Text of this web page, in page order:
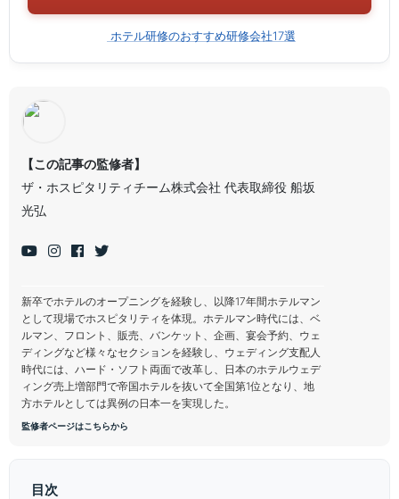
ホテル研修のおすすめ研修会社17選
【この記事の監修者】
ザ・ホスピタリティチーム株式会社 代表取締役 船坂
光弘
新卒でホテルのオープニングを経験し、以降17年間ホテルマン
として現場でホスピタリティを体現。ホテルマン時代には、ベ
ルマン、フロント、販売、バンケット、企画、宴会予約、ウェ
ディングなど様々なセクションを経験し、ウェディング支配人
時代には、ハード・ソフト両面で改革し、日本のホテルウェデ
ィング売上増部門で帝国ホテルを抜いて全国第1位となり、地
方ホテルとしては異例の日本一を実現した。
監修者ページはこちらから
目次